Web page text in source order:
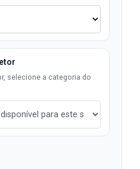
selecione a categoria do